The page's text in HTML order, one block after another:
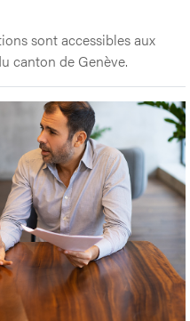
sont accessibles aux
canton de Genève.